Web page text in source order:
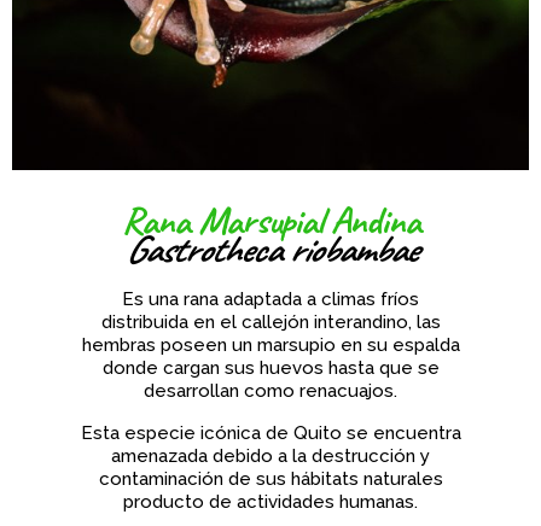
Rana Marsupial Andina
Gastrotheca riobambae
Es una rana adaptada a climas fríos
distribuida en el callejón interandino, las
hembras poseen un marsupio en su espalda
donde cargan sus huevos hasta que se
desarrollan como renacuajos.
Esta especie icónica de Quito se encuentra
amenazada debido a la destrucción y
contaminación de sus hábitats naturales
producto de actividades humanas.